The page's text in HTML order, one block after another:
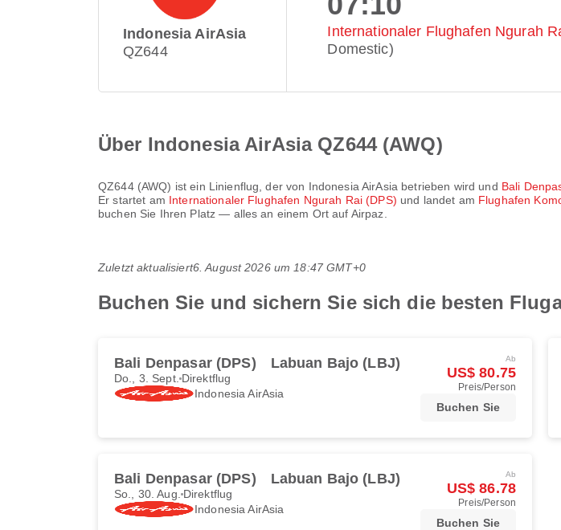
Indonesia AirAsia
QZ644
Internationaler Flughafen Ngurah
Domestic)
Über Indonesia AirAsia QZ644 (AWQ)
QZ644(AWQ) ist ein Linienflug, der von Indonesia AirAsia betrieben wird und Bali
Er startet am Internationaler Flughafen Ngurah Rai (DPS) und landet am Flughafen
buchen Sie Ihren Platz — alles an einem Ort auf Airpaz.
Zuletzt aktualisiert6. August 2026 um 18:47 GMT+0
Buchen Sie und sichern Sie sich die besten
Bali Denpasar (DPS) Labuan Bajo (LBJ)
Do., 3. Sept. Direktflug
Indonesia AirAsia
Ab
US$ 80.75
Preis/Person
Buchen Sie
Bali Denpasar (DPS) Labuan Bajo (LBJ)
So., 30. Aug. Direktflug
Indonesia AirAsia
Ab
US$ 86.78
Preis/Person
Buchen Sie